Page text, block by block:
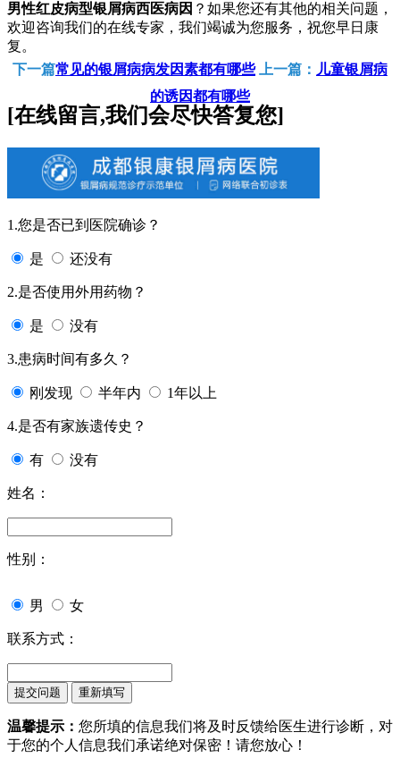
男性红皮病型银屑病西医病因 ？如果您还有其他的相关问题，
欢迎咨询我们的在线专家，我们竭诚为您服务，祝您早日康
复。
下一篇常见的银屑病病发因素都有哪些上一篇： 儿童银屑病
的诱因都有哪些
[在线留言,我们会尽快答复您]
1.您是否已到医院确诊？
是 还没有
2.是否使用外用药物？
是 没有
3.患病时间有多久？
刚发现 半年内 1年以上
4.是否有家族遗传史？
有 没有
姓名：
性别：
男 女
联系方式：
温馨提示： 您所填的信息我们将及时反馈给医生进行诊断，对
于您的个人信息我们承诺绝对保密！请您放心！